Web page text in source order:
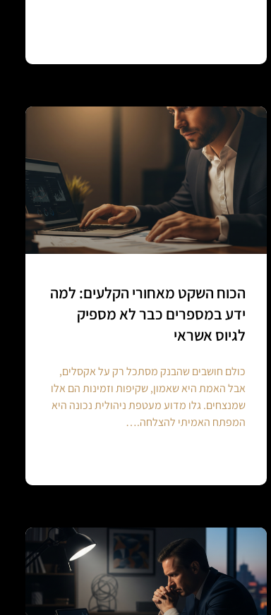
הכוח השקט מאחורי הקלעים: למה
ידע במספרים כבר לא מספיק
לגיוס אשראי
כולם חושבים שהבנק מסתכל רק על אקסלים,
אבל האמת היא שאמון, שקיפות וזמינות הם אלו
שמנצחים. גלו מדוע מעטפת ניהולית נכונה היא
המפתח האמיתי להצלחה.…